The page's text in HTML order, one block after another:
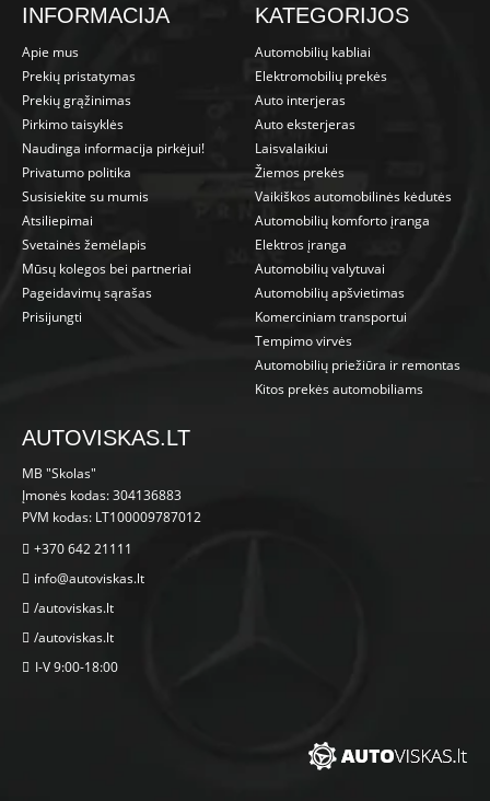
INFORMACIJA
Apie mus
Prekių pristatymas
Prekių grąžinimas
Pirkimo taisyklės
Naudinga informacija pirkėjui!
Privatumo politika
Susisiekite su mumis
Atsiliepimai
Svetainės žemėlapis
Mūsų kolegos bei partneriai
Pageidavimų sąrašas
Prisijungti
KATEGORIJOS
Automobilių kabliai
Elektromobilių prekės
Auto interjeras
Auto eksterjeras
Laisvalaikiui
Žiemos prekės
Vaikiškos automobilinės kėdutės
Automobilių komforto įranga
Elektros įranga
Automobilių valytuvai
Automobilių apšvietimas
Komerciniam transportui
Tempimo virvės
Automobilių priežiūra ir remontas
Kitos prekės automobiliams
AUTOVISKAS.LT
MB "Skolas"
Įmonės kodas: 304136883
PVM kodas: LT100009787012
+370 642 21111
info@autoviskas.lt
/autoviskas.lt
/autoviskas.lt
I-V 9:00-18:00